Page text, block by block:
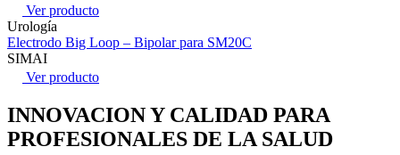
Ver producto
Urología
Electrodo Big Loop – Bipolar para SM20C
SIMAI
Ver producto
INNOVACION Y CALIDAD PARA
PROFESIONALES DE LA SALUD